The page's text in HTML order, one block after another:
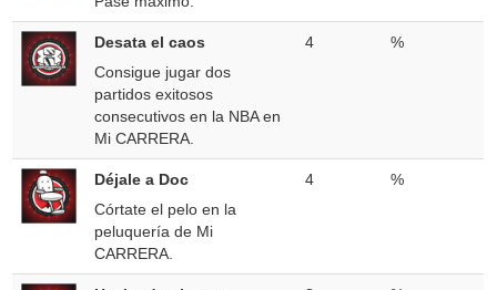
Desata el caos
Consigue jugar dos
partidos exitosos
consecutivos en la NBA en
Mi CARRERA.
4 %
Déjale a Doc
Córtate el pelo en la
peluquería de Mi
CARRERA.
4 %